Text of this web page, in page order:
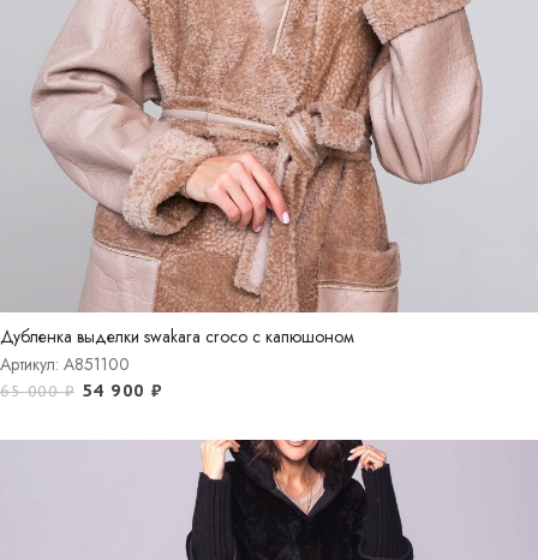
Дубленка выделки swakara croco с капюшоном
Артикул: A851100
65 000₽ 54 900 ₽